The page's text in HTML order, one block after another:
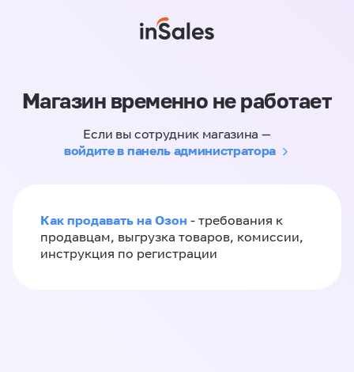
Магазин временно не работает
Если вы сотрудник магазина —
войдите в панель администратора
Как продавать на Озон - требования к
продавцам, выгрузка товаров, комиссии,
инструкция по регистрации